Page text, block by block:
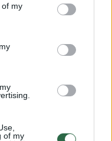
of my
of my
ne vieną
kaip
asistentas, tiek
Mavericks“,